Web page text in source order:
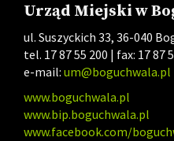
Urząd Miejski w
ul. Suszyckich 33, 36-040
tel. 17 87 55 200 | fax: 17 87
e-mail: um@boguchwala.pl
www.boguchwala.pl
www.bip.boguchwala.pl
www.facebook.com/